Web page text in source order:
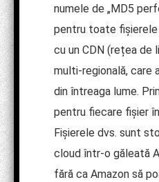
numele de „MD5
pentru toate
cu un CDN (rețea de
multi-regională, care
din întreaga lume.
pentru fiecare fișier
Fișierele dvs. sunt
cloud într-o găleată
fără ca Amazon să